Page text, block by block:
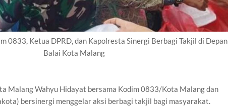
0833, Ketua DPRD, dan Kapolresta Sinergi Berbagi Takjil di Depan
Balai Kota Malang
Malang Wahyu Hidayat bersama Kodim 0833/Kota Malang dan
bersinergi menggelar aksi berbagi takjil bagi masyarakat.